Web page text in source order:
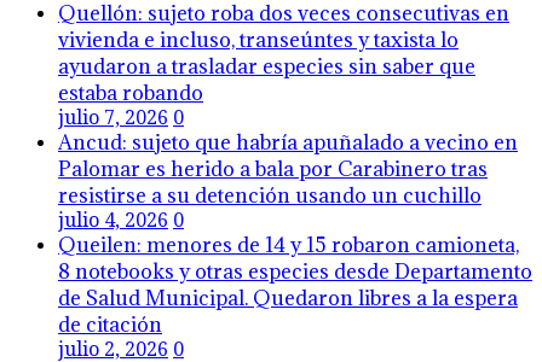
Quellón: sujeto roba dos veces consecutivas en
vivienda e incluso, transeúntes y taxista lo
ayudaron a trasladar especies sin saber que
estaba robando
julio 7, 2026 0
Ancud: sujeto que habría apuñalado a vecino en
Palomar es herido a bala por Carabinero tras
resistirse a su detención usando un cuchillo
julio 4, 2026 0
Queilen: menores de 14 y 15 robaron camioneta,
8 notebooks y otras especies desde Departamento
de Salud Municipal. Quedaron libres a la espera
de citación
julio 2, 2026 0